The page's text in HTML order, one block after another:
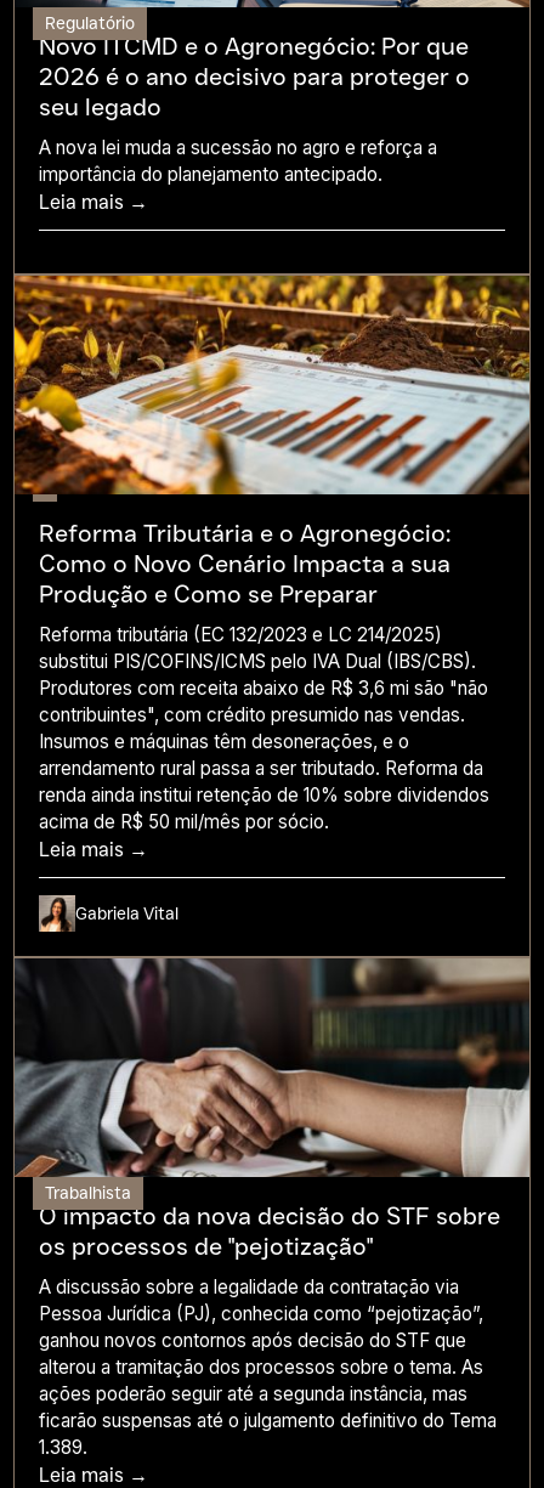
Regulatório
Novo ITCMD e o Agronegócio: Por que
2026 é o ano decisivo para proteger o
seu legado
A nova lei muda a sucessão no agro e reforça a
importância do planejamento antecipado.
Leia mais →
Reforma Tributária e o Agronegócio:
Como o Novo Cenário Impacta a sua
Produção e Como se Preparar
Reforma tributária (EC 132/2023 e LC 214/2025)
substitui PIS/COFINS/ICMS pelo IVA Dual (IBS/CBS).
Produtores com receita abaixo de R$ 3,6 mi são "não
contribuintes", com crédito presumido nas vendas.
Insumos e máquinas têm desonerações, e o
arrendamento rural passa a ser tributado. Reforma da
renda ainda institui retenção de 10% sobre dividendos
acima de R$ 50 mil/mês por sócio.
Leia mais →
Gabriela Vital
Trabalhista
O impacto da nova decisão do STF sobre
os processos de "pejotização"
A discussão sobre a legalidade da contratação via
Pessoa Jurídica (PJ), conhecida como “pejotização”,
ganhou novos contornos após decisão do STF que
alterou a tramitação dos processos sobre o tema. As
ações poderão seguir até a segunda instância, mas
ficarão suspensas até o julgamento definitivo do Tema
1.389.
Leia mais →